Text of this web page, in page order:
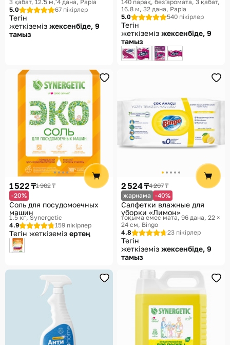
3 қабат, 12.5 м, 4 дана
Papia
5.0
67 пікірлер
Тегін
жеткіземіз жексенбіде, 9
тамыз
140 парақ, без аромата, 3 қабат,
16.8 м, 32 дана Papia
5.0
540 пікірлер
Тегін
жеткіземіз жексенбіде, 9
тамыз
1 522 ₸1 902 ₸
-20%
Соль для посудомоечных
машин
1.5 кг Synergetic
4.9
159 пікірлер
Тегін жеткіземіз ертең
2 524 ₸4 207 ₸
жарнама -40%
Салфетки влажные для
уборки «Лимон»
тоқыма емес мата, 96 дана, 22 ×
24 см Bingo
4.8
23 пікірлер
Тегін
жеткіземіз жексенбіде, 9
тамыз